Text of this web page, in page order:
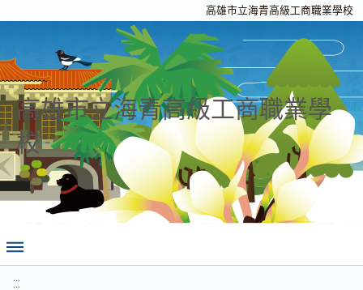
高雄市立海青高級工商職業學校
高雄市立海青高級工商職業學
校
:::